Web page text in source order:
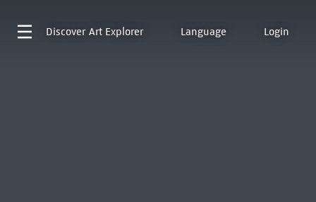
Discover Art Explorer Language Login